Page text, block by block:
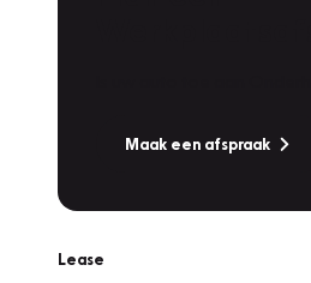
Maak een afspraak
Lease